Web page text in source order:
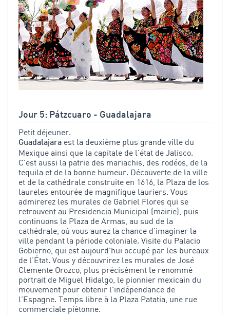
Jour 5: Pátzcuaro - Guadalajara
Petit déjeuner.
Guadalajara est la deuxième plus grande ville du
Mexique ainsi que la capitale de l'état de Jalisco.
C'est aussi la patrie des mariachis, des rodéos, de la
tequila et de la bonne humeur. Découverte de la ville
et de la cathédrale construite en 1616, la Plaza de los
laureles entourée de magnifique lauriers. Vous
admirerez les murales de Gabriel Flores qui se
retrouvent au Presidencia Municipal (mairie), puis
continuons la Plaza de Armas, au sud de la
cathédrale, où vous aurez la chance d'imaginer la
ville pendant la période coloniale. Visite du Palacio
Gobierno, qui est aujourd'hui occupé par les bureaux
de l’État. Vous y découvrirez les murales de José
Clemente Orozco, plus précisément le renommé
portrait de Miguel Hidalgo, le pionnier mexicain du
mouvement pour obtenir l'indépendance de
l'Espagne. Temps libre à la Plaza Patatia, une rue
commerciale piétonne.